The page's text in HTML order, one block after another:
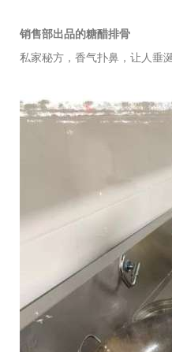
销售部出品的糖醋排骨
私家秘方，香气扑鼻，让人垂涎